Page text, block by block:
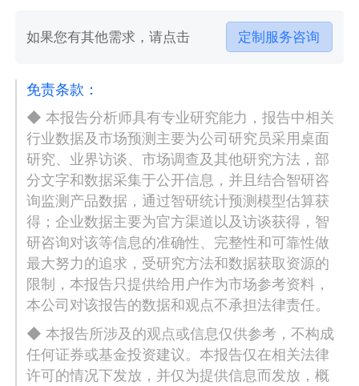
如果您有其他需求，请点击 定制服务咨询
免责条款：
◆ 本报告分析师具有专业研究能力，报告中相关
行业数据及市场预测主要为公司研究员采用桌面
研究、业界访谈、市场调查及其他研究方法，部
分文字和数据采集于公开信息，并且结合智研咨
询监测产品数据，通过智研统计预测模型估算获
得；企业数据主要为官方渠道以及访谈获得，智
研咨询对该等信息的准确性、完整性和可靠性做
最大努力的追求，受研究方法和数据获取资源的
限制，本报告只提供给用户作为市场参考资料，
本公司对该报告的数据和观点不承担法律责任。
◆ 本报告所涉及的观点或信息仅供参考，不构成
任何证券或基金投资建议。本报告仅在相关法律
许可的情况下发放，并仅为提供信息而发放，概